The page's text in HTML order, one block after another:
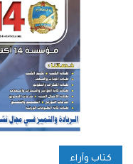
كتاب وآراء